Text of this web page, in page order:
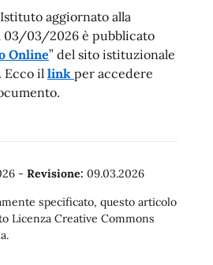
aggiornato alla
03/03/2026 è pubblicato
Online” del sito istituzionale
Ecco illink per accedere
- Revisione: 09.03.2026
specificato, questo articolo
Licenza Creative Commons